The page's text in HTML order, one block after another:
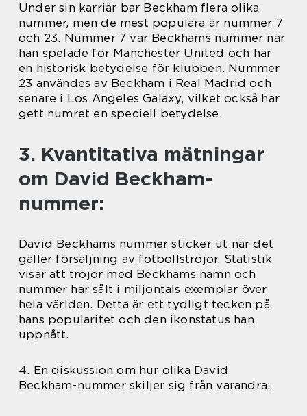
Under sin karriär bar Beckham flera olika
nummer, men de mest populära är nummer 7
och 23. Nummer 7 var Beckhams nummer när
han spelade för Manchester United och har
en historisk betydelse för klubben. Nummer
23 användes av Beckham i Real Madrid och
senare i Los Angeles Galaxy, vilket också har
gett numret en speciell betydelse.
3. Kvantitativa mätningar
om David Beckham-
nummer:
David Beckhams nummer sticker ut när det
gäller försäljning av fotbollströjor. Statistik
visar att tröjor med Beckhams namn och
nummer har sålt i miljontals exemplar över
hela världen. Detta är ett tydligt tecken på
hans popularitet och den ikonstatus han
uppnått.
4. En diskussion om hur olika David
Beckham-nummer skiljer sig från varandra: